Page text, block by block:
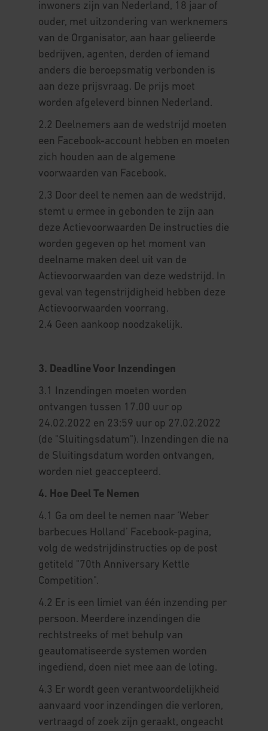
inwoners zijn van Nederland, 18 jaar of
ouder, met uitzondering van werknemers
van de Organisator, aan haar gelieerde
bedrijven, agenten, derden of iemand
anders die beroepsmatig verbonden is
aan deze prijsvraag. De prijs moet
worden afgeleverd binnen Nederland.
2.2 Deelnemers aan de wedstrijd moeten
een Facebook-account hebben en moeten
zich houden aan de algemene
voorwaarden van Facebook.
2.3 Door deel te nemen aan de wedstrijd,
stemt u ermee in gebonden te zijn aan
deze Actievoorwaarden De instructies die
worden gegeven op het moment van
deelname maken deel uit van de
Actievoorwaarden van deze wedstrijd. In
geval van tegenstrijdigheid hebben deze
Actievoorwaarden voorrang.
2.4 Geen aankoop noodzakelijk.
3. Deadline Voor Inzendingen
3.1 Inzendingen moeten worden
ontvangen tussen 17.00 uur op
24.02.2022 en 23:59 uur op 27.02.2022
(de "Sluitingsdatum"). Inzendingen die na
de Sluitingsdatum worden ontvangen,
worden niet geaccepteerd.
4. Hoe Deel Te Nemen
4.1 Ga om deel te nemen naar ‘Weber
barbecues Holland’ Facebook-pagina,
volg de wedstrijdinstructies op de post
getiteld "70th Anniversary Kettle
Competition".
4.2 Er is een limiet van één inzending per
persoon. Meerdere inzendingen die
rechtstreeks of met behulp van
geautomatiseerde systemen worden
ingediend, doen niet mee aan de loting.
4.3 Er wordt geen verantwoordelijkheid
aanvaard voor inzendingen die verloren,
vertraagd of zoek zijn geraakt, ongeacht